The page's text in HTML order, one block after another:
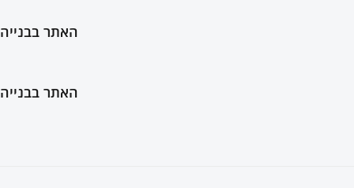
האתר בבנייה
האתר בבנייה